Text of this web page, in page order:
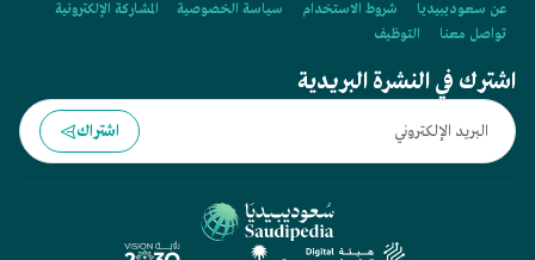
عن سعوديبيديا شروط الاستخدام سياسة الخصوصية
المشاركة الإلكترونية
تواصل معنا
التوظيف
اشترك في النشرة البريدية
اشتراك